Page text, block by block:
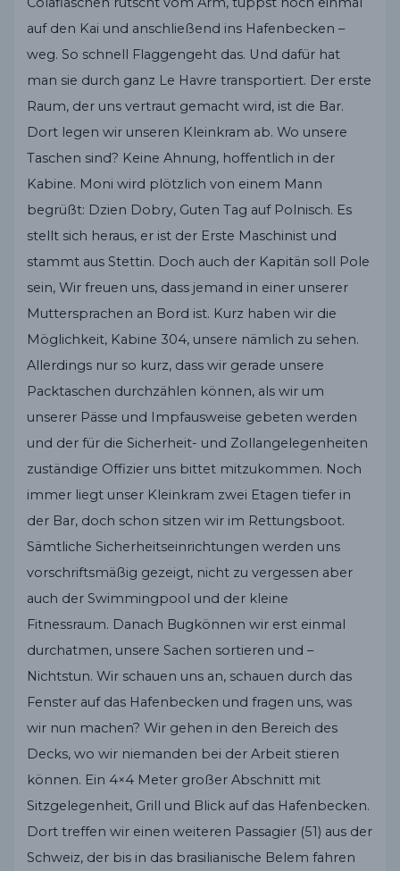
auf den Kai und anschließend ins Hafenbecken –
weg. So schnell Flaggengeht das. Und dafür hat
man sie durch ganz Le Havre transportiert. Der erste
Raum, der uns vertraut gemacht wird, ist die Bar.
Dort legen wir unseren Kleinkram ab. Wo unsere
Taschen sind? Keine Ahnung, hoffentlich in der
Kabine. Moni wird plötzlich von einem Mann
begrüßt: Dzien Dobry, Guten Tag auf Polnisch. Es
stellt sich heraus, er ist der Erste Maschinist und
stammt aus Stettin. Doch auch der Kapitän soll Pole
sein, Wir freuen uns, dass jemand in einer unserer
Muttersprachen an Bord ist. Kurz haben wir die
Möglichkeit, Kabine 304, unsere nämlich zu sehen.
Allerdings nur so kurz, dass wir gerade unsere
Packtaschen durchzählen können, als wir um
unserer Pässe und Impfausweise gebeten werden
und der für die Sicherheit- und Zollangelegenheiten
zuständige Offizier uns bittet mitzukommen. Noch
immer liegt unser Kleinkram zwei Etagen tiefer in
der Bar, doch schon sitzen wir im Rettungsboot.
Sämtliche Sicherheitseinrichtungen werden uns
vorschriftsmäßig gezeigt, nicht zu vergessen aber
auch der Swimmingpool und der kleine
Fitnessraum. Danach Bugkönnen wir erst einmal
durchatmen, unsere Sachen sortieren und –
Nichtstun. Wir schauen uns an, schauen durch das
Fenster auf das Hafenbecken und fragen uns, was
wir nun machen? Wir gehen in den Bereich des
Decks, wo wir niemanden bei der Arbeit stieren
können. Ein 4×4 Meter großer Abschnitt mit
Sitzgelegenheit, Grill und Blick auf das Hafenbecken.
Dort treffen wir einen weiteren Passagier (51) aus der
Schweiz, der bis in das brasilianische Belem fahren